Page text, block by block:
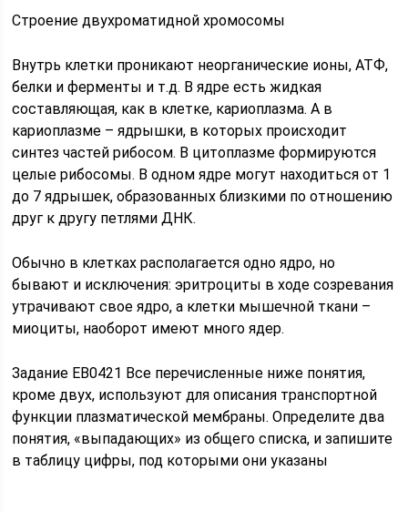
Строение двухроматидной хромосомы
Внутрь клетки проникают неорганические ионы, АТФ,
белки и ферменты и т.д. В ядре есть жидкая
составляющая, как в клетке, кариоплазма. А в
кариоплазме – ядрышки, в которых происходит
синтез частей рибосом. В цитоплазме формируются
целые рибосомы. В одном ядре могут находиться от 1
до 7 ядрышек, образованных близкими по отношению
друг к другу петлями ДНК.
Обычно в клетках располагается одно ядро, но
бывают и исключения: эритроциты в ходе созревания
утрачивают свое ядро, а клетки мышечной ткани –
миоциты, наоборот имеют много ядер.
Задание EB0421 Все перечисленные ниже понятия,
кроме двух, используют для описания транспортной
функции плазматической мембраны. Определите два
понятия, «выпадающих» из общего списка, и запишите
в таблицу цифры, под которыми они указаны